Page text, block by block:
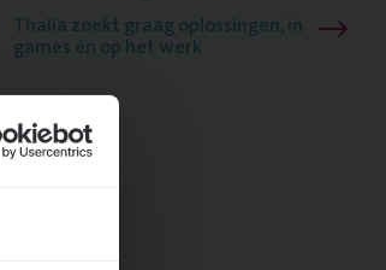
Thalia zoekt graag oplossingen, in
games én op het werk